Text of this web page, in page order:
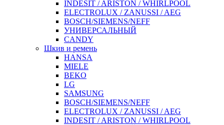
INDESIT / ARISTON / WHIRLPOOL
ELECTROLUX / ZANUSSI / AEG
BOSCH/SIEMENS/NEFF
УНИВЕРСАЛЬНЫЙ
CANDY
Шкив и ремень
HANSA
MIELE
BEKO
LG
SAMSUNG
BOSCH/SIEMENS/NEFF
ELECTROLUX / ZANUSSI / AEG
INDESIT / ARISTON / WHIRLPOOL